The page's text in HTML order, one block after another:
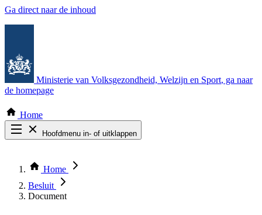
Ga direct naar de inhoud
Ministerie van Volksgezondheid, Welzijn en Sport, ga naar
de homepage
Home
Hoofdmenu in- of uitklappen
Thema COVID-19
Bekijk per bestuursorgaan
Home
Besluit
Document